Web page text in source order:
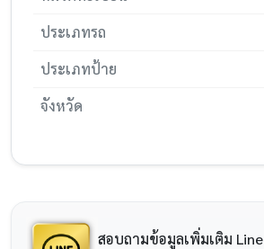
ประเภทรถ
ประเภทป้าย
จังหวัด
สอบถามข้อมูลเพิ่มเติม Line